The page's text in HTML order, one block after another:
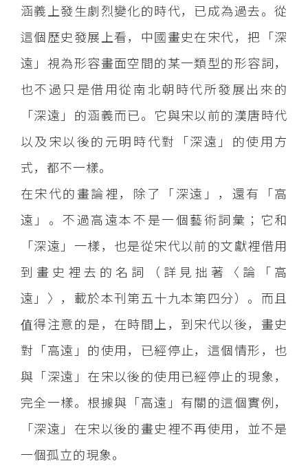
涵義上發生劇烈變化的時代，已成為過去。從
這個歷史發展上看，中國畫史在宋代，把「深
遠」視為形容畫面空間的某一類型的形容詞，
也不過只是借用從南北朝時代所發展出來的
「深遠」的涵義而已。它與宋以前的漢唐時代
以及宋以後的元明時代對「深遠」的使用方
式，都不一樣。
在宋代的畫論裡，除了「深遠」，還有「高
遠」。不過高遠本不是一個藝術詞彙；它和
「深遠」一樣，也是從宋代以前的文獻裡借用
到畫史裡去的名詞（詳見拙著〈論「高
遠」〉，載於本刊第五十九本第四分）。而且
值得注意的是，在時間上，到宋代以後，畫史
對「高遠」的使用，已經停止，這個情形，也
與「深遠」在宋以後的使用已經停止的現象，
完全一樣。根據與「高遠」有關的這個實例，
「深遠」在宋以後的畫史裡不再使用，並不是
一個孤立的現象。